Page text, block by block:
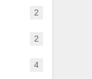
2
2
4